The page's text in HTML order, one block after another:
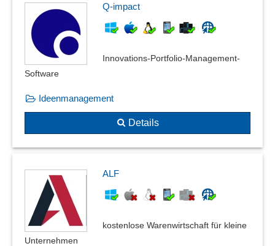
Q-impact
Innovations-Portfolio-Management-
Software
Ideenmanagement
Details
ALF
kostenlose Warenwirtschaft für kleine
Unternehmen